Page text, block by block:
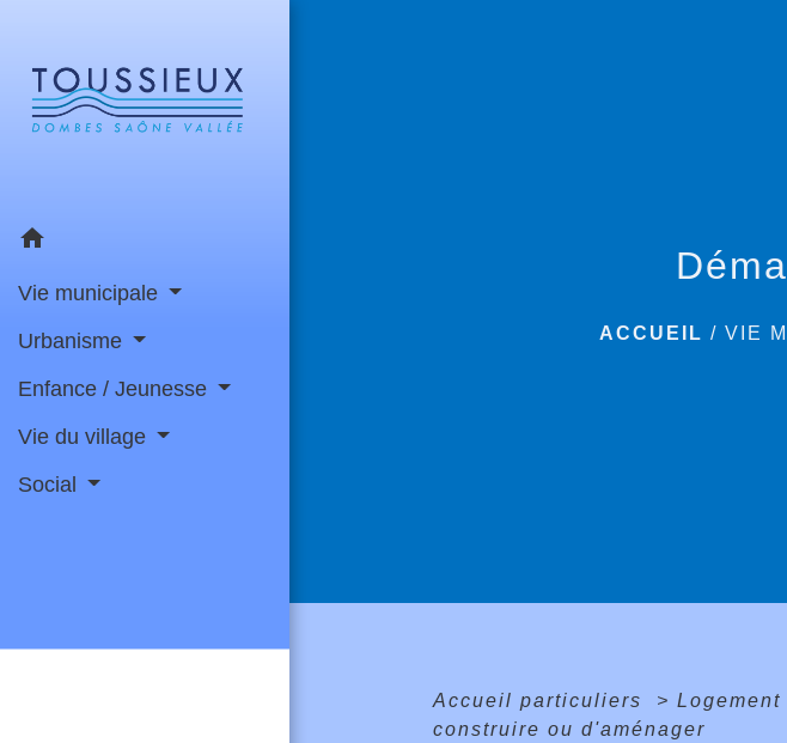
home
Vie municipale
Urbanisme
Enfance / Jeunesse
Vie du village
Social
ACCUEIL /VIE
Accueil particuliers > Logement
construire ou d'aménager